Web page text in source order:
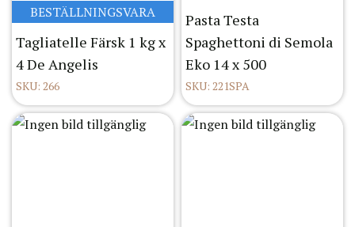
BESTÄLLNINGSVARA
Tagliatelle Färsk 1 kg x
4 De Angelis
SKU: 266
Pasta Testa
Spaghettoni di Semola
Eko 14 x 500
SKU: 221SPA